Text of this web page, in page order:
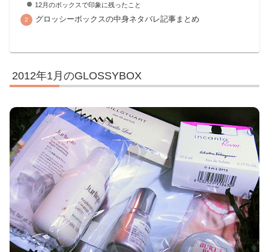
12月のボックスで印象に残ったこと
グロッシーボックスの中身ネタバレ記事まとめ
2012年1月のGLOSSYBOX